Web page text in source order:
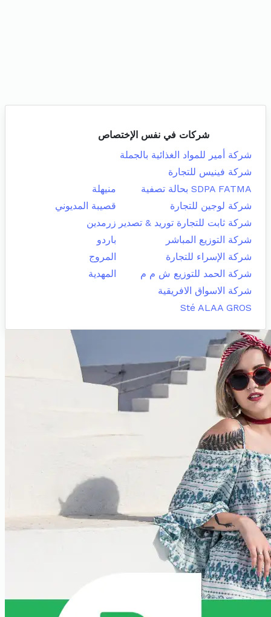
شركات في نفس الإختصاص
شركة أمير للمواد الغذائية بالجملة
شركة فينيس للتجارة
SDPA FATMA بحالة تصفية
منيهلة
شركة لوجين للتجارة
قصيبة المديوني
شركة ثابت للتجارة توريد & تصدير زرمدين
شركة التوزيع المباشر
باردو
شركة الإسراء للتجارة
المروج
شركة الحمد للتوزيع ش م م
المهدية
شركة الاسواق الافريقية
Sté ALAA GROS